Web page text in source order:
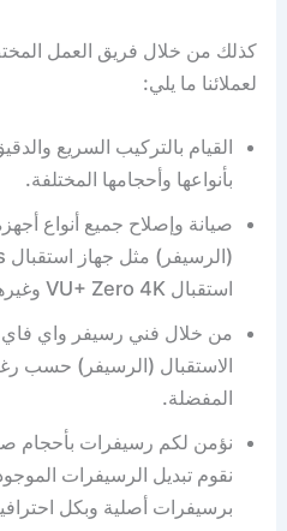
كذلك من خلال فريق العمل
لعملائنا ما يلي:
القيام بالتركيب السريع
بأنواعها وأحجامها المختلفة.
صيانة وإصلاح جميع أنواع
استقبال VU+ Zero 4K وغيرها بيد فني رسيفر الشامية.
من خلال فني رسيفر واي فاي
الاستقبال (الرسيفر) حسب
المفضلة.
نؤمن لكم رسيفرات بأحجام
نقوم تبديل الرسيفرات
برسيفرات أصلية وبكل